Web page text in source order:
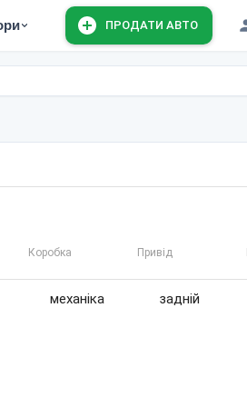
ПРОДАТИ АВТО
Коробка Привід
механіка задній